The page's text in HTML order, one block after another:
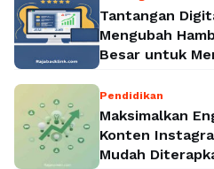
Tantangan
Mengubah
Besar untuk
Pendidikan
Maksimalkan
Konten
Mudah